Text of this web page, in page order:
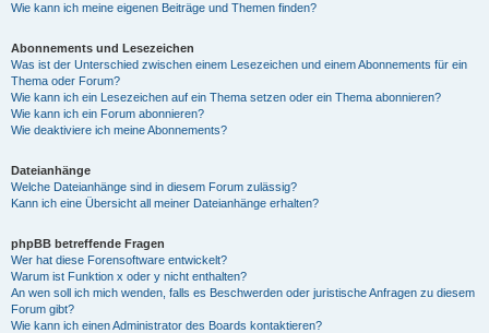
Wie kann ich meine eigenen Beiträge und Themen finden?
Abonnements und Lesezeichen
Was ist der Unterschied zwischen einem Lesezeichen und einem Abonnements für ein
Thema oder Forum?
Wie kann ich ein Lesezeichen auf ein Thema setzen oder ein Thema abonnieren?
Wie kann ich ein Forum abonnieren?
Wie deaktiviere ich meine Abonnements?
Dateianhänge
Welche Dateianhänge sind in diesem Forum zulässig?
Kann ich eine Übersicht all meiner Dateianhänge erhalten?
phpBB betreffende Fragen
Wer hat diese Forensoftware entwickelt?
Warum ist Funktion x oder y nicht enthalten?
An wen soll ich mich wenden, falls es Beschwerden oder juristische Anfragen zu diesem
Forum gibt?
Wie kann ich einen Administrator des Boards kontaktieren?